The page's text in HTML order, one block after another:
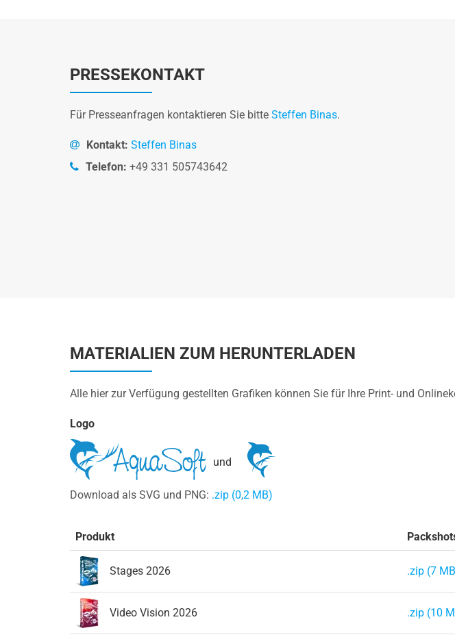
PRESSEKONTAKT
Für Presseanfragen kontaktieren Sie bitte Steffen Binas.
Kontakt: Steffen Binas
Telefon: +49 331 505743642
MATERIALIEN ZUM HERUNTERLADEN
Alle hier zur Verfügung gestellten Grafiken können Sie für Ihre Print- und
Logo
und
Download als SVG und PNG: .zip (0,2 MB)
Produkt
Stages 2026 .zip (7
Video Vision 2026 .zip (10